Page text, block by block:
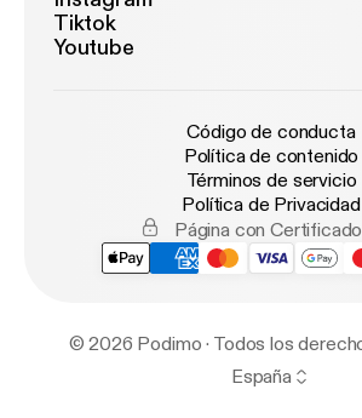
Tiktok
Youtube
Código de conducta
Política de contenido
Términos de servicio
Política de Privacidad
Página con
© 2026 Podimo · Todos los
España